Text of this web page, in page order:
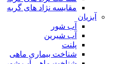
مقایسه نژاد های گربه
آبزیان
آب شور
آب شیرین
پلنت
شناخت بیماری ماهی